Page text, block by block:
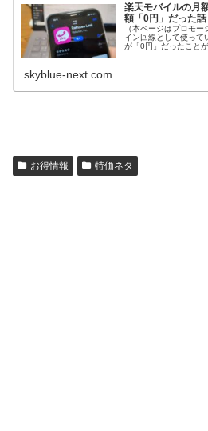
楽天モバイルの月
額「0円」だった話
（本ページはプロモ
イン回線として使って
が「0円」だったこと
skyblue-next.com
お得情報 特価ネタ